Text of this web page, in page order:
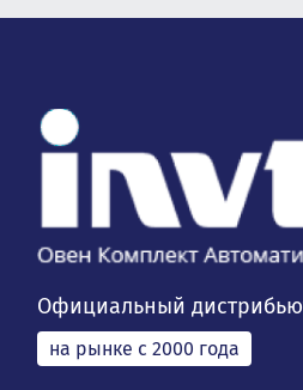
Официальный
на рынке с 2000 года